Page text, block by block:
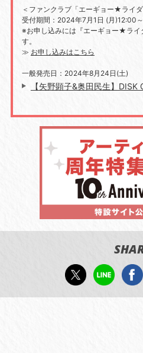
＜ファンクラブ「エーギョー★ライ
受付期間：2024年7月1日 (月)12:00
※お申し込みには『エーギョー★ライ
す。
≫ お申し込みはこちら
一般発売日：2024年8月24日(土)
【矢野顕子&奥田民生】DISK